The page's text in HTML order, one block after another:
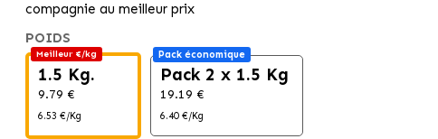
compagnie au meilleur prix
POIDS
Meilleur €/kg
1.5 Kg.
9.79 €
6.53 €/Kg
Pack économique
Pack 2 x 1.5 Kg
19.19 €
6.40 €/Kg